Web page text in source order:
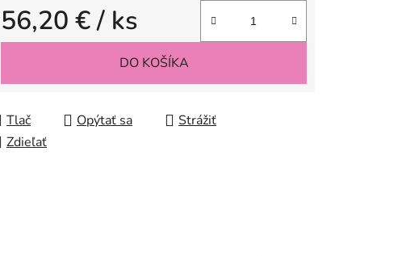
56,20 €/ ks
Jednotková cena:
DO KOŠÍKA
Tlač Opýtať sa
Strážiť
Zdieľať